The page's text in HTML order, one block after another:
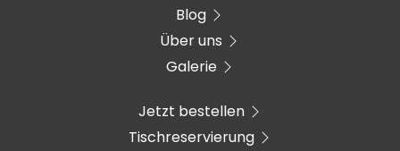
Blog
Über uns
Galerie
Jetzt bestellen
Tischreservierung